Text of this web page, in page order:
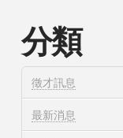
分類
徵才訊息
最新消息